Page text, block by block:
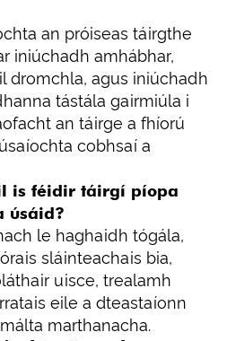
an próiseas táirgthe
iniúchadh amhábhar,
dromchla, agus iniúchadh
tástála gairmiúla i
an táirge a fhíorú
cobhsaí a
is féidir táirgí píopa
úsáid?
le haghaidh tógála,
sláinteachais bia,
uisce, trealamh
eile a dteastaíonn
marthanacha.